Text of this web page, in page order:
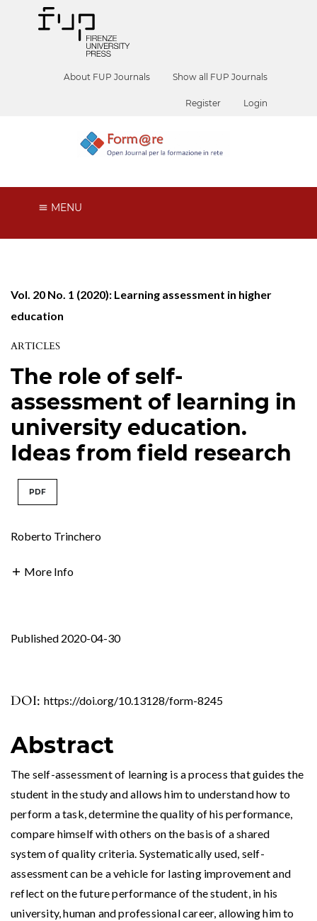
About FUP Journals Show all FUP Journals
Register Login
MENU
Vol. 20 No. 1 (2020): Learning assessment in higher
education
ARTICLES
The role of self-
assessment of learning in
university education.
Ideas from field research
PDF
Roberto Trinchero
More Info
DOI: https://doi.org/10.13128/form-8245
Published 2020-04-30
Abstract
The self-assessment of learning is a process that guides the
student in the study and allows him to understand how to
perform a task, determine the quality of his performance,
compare himself with others on the basis of a shared
system of quality criteria. Systematically used, self-
assessment can be a vehicle for lasting improvement and
reflect on the future performance of the student, in his
university, human and professional career, allowing him to